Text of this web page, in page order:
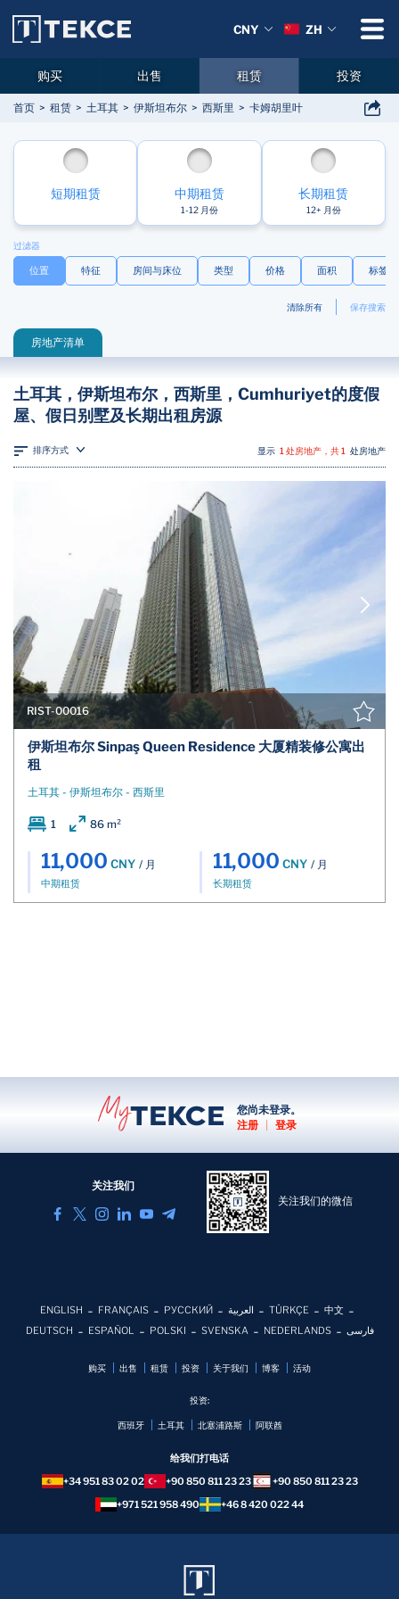
首页 租赁 土耳其 伊斯坦布尔 西斯里 卡姆胡里叶
短期租赁 中期租赁
1-12 月份
长期租赁
12+ 月份
过滤器
位置 特征 房间与床位 类型 价格 面积 标签
清除所有 保存搜索
房地产清单
土耳其，伊斯坦布尔，西斯里，Cumhuriyet的度假
屋、假日别墅及长期出租房源
排序方式 显示 1 处房地产，共 1 处房地产
RIST-00016
伊斯坦布尔 Sinpaş Queen Residence 大厦精装修公寓出
租
土耳其 - 伊斯坦布尔 - 西斯里
1 86 m²
11,000 CNY / 月
中期租赁
11,000 CNY / 月
长期租赁
CNY ZH
购买 出售 租赁 投资
您尚未登录。
注册
登录
关注我们
关注我们的微信
ENGLISH FRANÇAIS РУССКИЙ العربية TÜRKÇE
中文
DEUTSCH
ESPAÑOL POLSKI SVENSKA NEDERLANDS فارسی
购买 出售 租赁 投资 关于我们 博客 活动
投资:
西班牙 土耳其 北塞浦路斯 阿联酋
给我们打电话
+34 951 83 02 02
+90 850 811 23 23
+90 850 811 23 23
+971 521 958 490
+46 8 420 022 44